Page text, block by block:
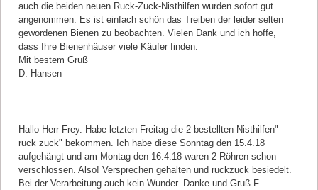
auch die beiden neuen Ruck-Zuck-Nisthilfen wurden sofort gut
angenommen. Es ist einfach schön das Treiben der leider selten
gewordenen Bienen zu beobachten. Vielen Dank und ich hoffe,
dass Ihre Bienenhäuser viele Käufer finden.
Mit bestem Gruß
D. Hansen
Hallo Herr Frey. Habe letzten Freitag die 2 bestellten Nisthilfen"
ruck zuck" bekommen. Ich habe diese Sonntag den 15.4.18
aufgehängt und am Montag den 16.4.18 waren 2 Röhren schon
verschlossen. Also! Versprechen gehalten und ruckzuck besiedelt.
Bei der Verarbeitung auch kein Wunder. Danke und Gruß F.